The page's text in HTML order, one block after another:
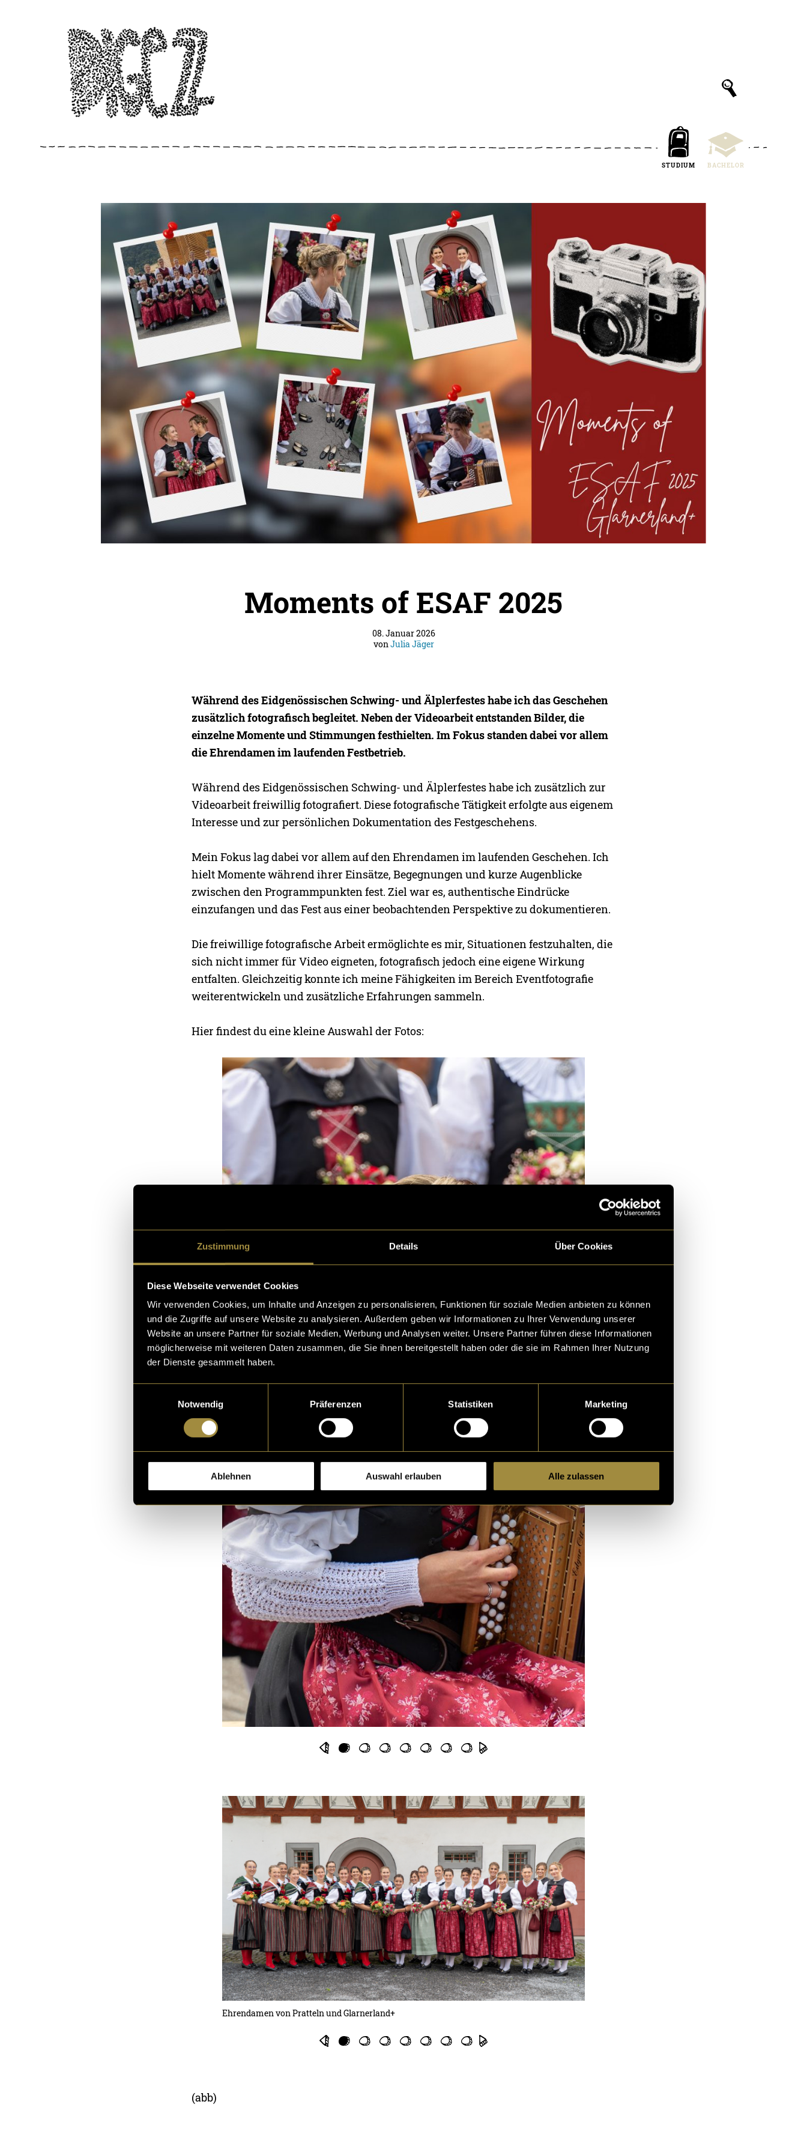
Zustimmung Details Über Cookies
Diese Webseite verwendet Cookies
Wir verwenden Cookies, um Inhalte und Anzeigen zu personalisieren, Funktionen für soziale Medien anbieten zu können
und die Zugriffe auf unsere Website zu analysieren. Außerdem geben wir Informationen zu Ihrer Verwendung unserer
Website an unsere Partner für soziale Medien, Werbung und Analysen weiter. Unsere Partner führen diese Informationen
möglicherweise mit weiteren Daten zusammen, die Sie ihnen bereitgestellt haben oder die sie im Rahmen Ihrer Nutzung
der Dienste gesammelt haben.
Notwendig
Präferenzen Statistiken Marketing
Ablehnen Auswahl erlauben Alle zulassen
STUDIUM BACHELOR
Moments of ESAF 2025
08. Januar 2026
vonJulia Jäger
Während des Eidgenössischen Schwing- und Älplerfestes habe ich das Geschehen
zusätzlich fotografisch begleitet. Neben der Videoarbeit entstanden Bilder, die
einzelne Momente und Stimmungen festhielten. Im Fokus standen dabei vor allem
die Ehrendamen im laufenden Festbetrieb.
Während des Eidgenössischen Schwing- und Älplerfestes habe ich zusätzlich zur
Videoarbeit freiwillig fotografiert. Diese fotografische Tätigkeit erfolgte aus eigenem
Interesse und zur persönlichen Dokumentation des Festgeschehens.
Mein Fokus lag dabei vor allem auf den Ehrendamen im laufenden Geschehen. Ich
hielt Momente während ihrer Einsätze, Begegnungen und kurze Augenblicke
zwischen den Programmpunkten fest. Ziel war es, authentische Eindrücke
einzufangen und das Fest aus einer beobachtenden Perspektive zu dokumentieren.
Die freiwillige fotografische Arbeit ermöglichte es mir, Situationen festzuhalten, die
sich nicht immer für Video eigneten, fotografisch jedoch eine eigene Wirkung
entfalten. Gleichzeitig konnte ich meine Fähigkeiten im Bereich Eventfotografie
weiterentwickeln und zusätzliche Erfahrungen sammeln.
Hier findest du eine kleine Auswahl der Fotos:
Ehrendamen von Pratteln und Glarnerland+
(abb)